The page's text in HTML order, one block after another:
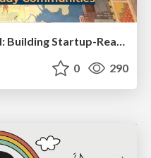
From Legacy to Launchpad: Building Startup-Ready Communities
0 290